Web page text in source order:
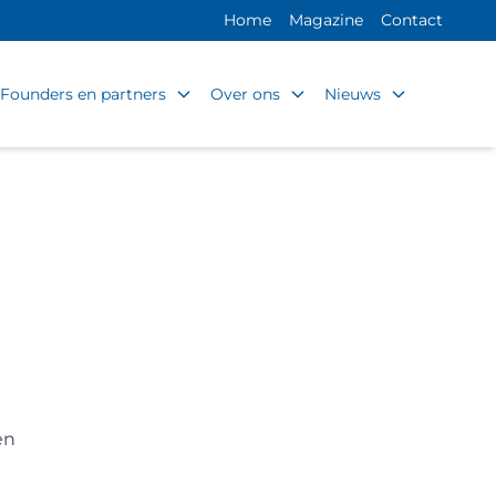
Home Magazine Contact
Founders en partners Over ons Nieuws